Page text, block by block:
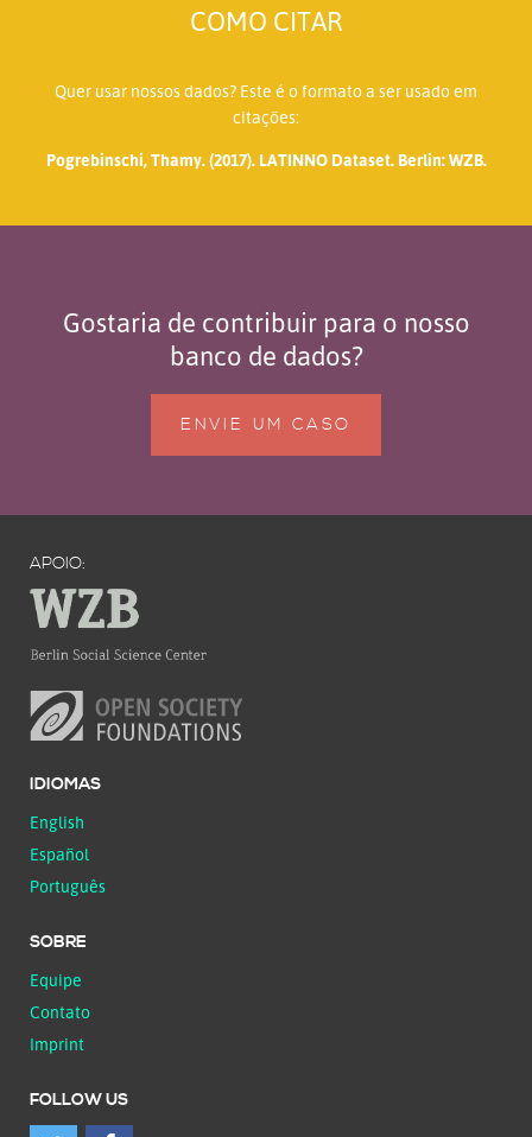
COMO CITAR
Quer usar nossos dados? Este é o formato a ser usado em
citações:
Pogrebinschi, Thamy. (2017). LATINNO Dataset. Berlin: WZB.
Gostaria de contribuir para o nosso
banco de dados?
ENVIE UM CASO
APOIO:
IDIOMAS
English
Español
Português
SOBRE
Equipe
Contato
Imprint
FOLLOW US